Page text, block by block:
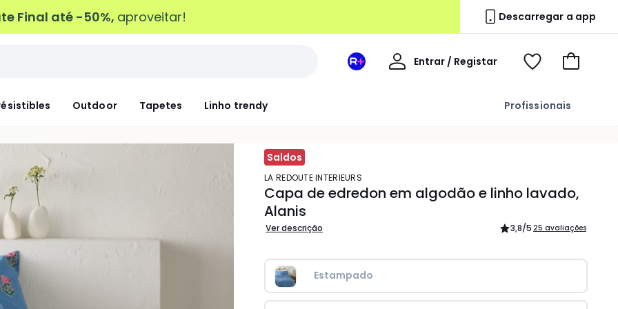
Final até -50%, aproveitar! Descarregar a app
Outdoor Tapetes Linho trendy Profissionais
Espaço
Entrar / Registar
Voir
Ir
carrinho
Saldos
LA REDOUTE INTERIEURS
Capa de edredon em algodão e linho lavado,
Alanis
Ver descrição 3,8/5 25 avaliações
Estampado